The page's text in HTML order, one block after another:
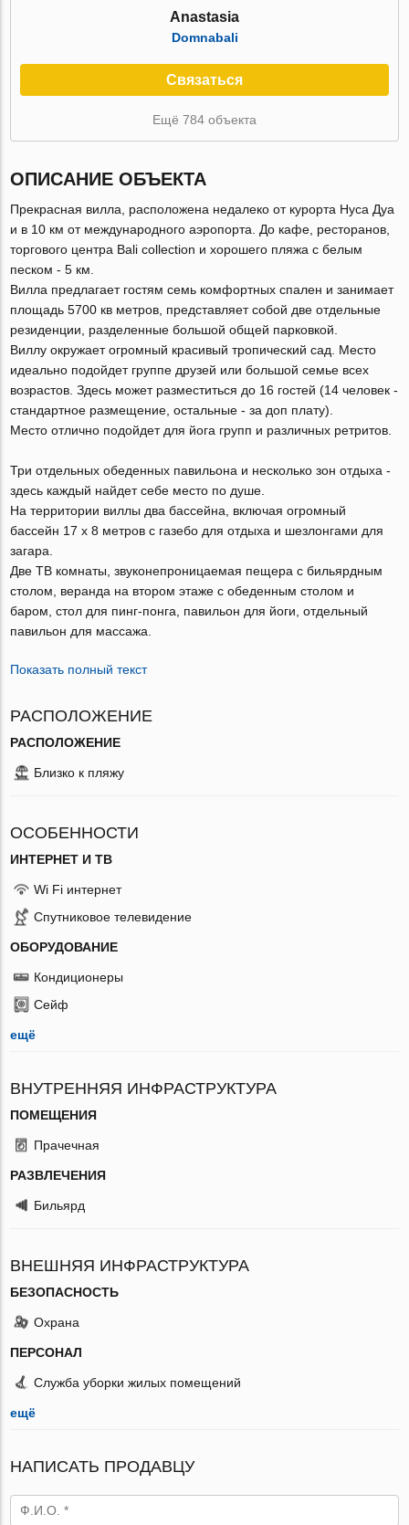
Anastasia
Domnabali
Связаться
Ещё 784 объекта
ОПИСАНИЕ ОБЪЕКТА
Прекрасная вилла, расположена недалеко от курорта Нуса Дуа
и в 10 км от международного аэропорта. До кафе, ресторанов,
торгового центра Bali collection и хорошего пляжа с белым
песком - 5 км.
Вилла предлагает гостям семь комфортных спален и занимает
площадь 5700 кв метров, представляет собой две отдельные
резиденции, разделенные большой общей парковкой.
Виллу окружает огромный красивый тропический сад. Место
идеально подойдет группе друзей или большой семье всех
возрастов. Здесь может разместиться до 16 гостей (14 человек -
стандартное размещение, остальные - за доп плату).
Место отлично подойдет для йога групп и различных ретритов.
Три отдельных обеденных павильона и несколько зон отдыха -
здесь каждый найдет себе место по душе.
На территории виллы два бассейна, включая огромный
бассейн 17 x 8 метров с газебо для отдыха и шезлонгами для
загара.
Две ТВ комнаты, звуконепроницаемая пещера с бильярдным
столом, веранда на втором этаже с обеденным столом и
баром, стол для пинг-понга, павильон для йоги, отдельный
павильон для массажа.
Показать полный текст
РАСПОЛОЖЕНИЕ
РАСПОЛОЖЕНИЕ
Близко к пляжу
ОСОБЕННОСТИ
ИНТЕРНЕТ И ТВ
Wi Fi интернет
Спутниковое телевидение
ОБОРУДОВАНИЕ
Кондиционеры
Сейф
ещё
ВНУТРЕННЯЯ ИНФРАСТРУКТУРА
ПОМЕЩЕНИЯ
Прачечная
РАЗВЛЕЧЕНИЯ
Бильярд
ВНЕШНЯЯ ИНФРАСТРУКТУРА
БЕЗОПАСНОСТЬ
Охрана
ПЕРСОНАЛ
Служба уборки жилых помещений
ещё
НАПИСАТЬ ПРОДАВЦУ